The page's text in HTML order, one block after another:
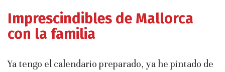
Imprescindibles de Mallorca
con la familia
Ya tengo el calendario preparado, ya he pintado de